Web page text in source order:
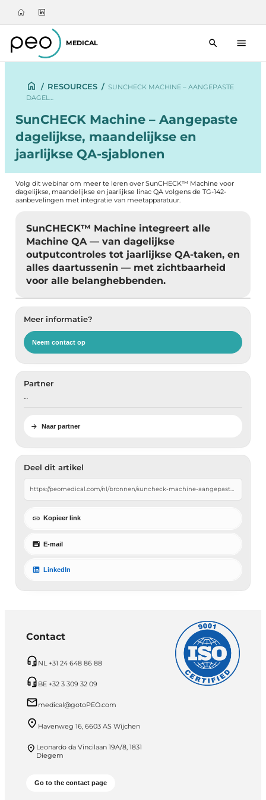
MEDICAL
/ RESOURCES / SUNCHECK MACHINE – AANGEPASTE
DAGEL…
SunCHECK Machine – Aangepaste
dagelijkse, maandelijkse en
jaarlijkse QA-sjablonen
Volg dit webinar om meer te leren over SunCHECK™ Machine voor
dagelijkse, maandelijkse en jaarlijkse linac QA volgens de TG-142-
aanbevelingen met integratie van meetapparatuur.
SunCHECK™ Machine integreert alle
Machine QA — van dagelijkse
outputcontroles tot jaarlijkse QA-taken, en
alles daartussenin — met zichtbaarheid
voor alle belanghebbenden.
Meer informatie?
Neem contact op
Partner
…
Naar partner
Deel dit artikel
Kopieer link
E-mail
LinkedIn
Contact
NL +31 24 648 86 88
BE +32 3 309 32 09
medical@gotoPEO.com
Havenweg 16, 6603 AS Wijchen
Leonardo da Vincilaan 19A/8, 1831
Diegem
Go to the contact page